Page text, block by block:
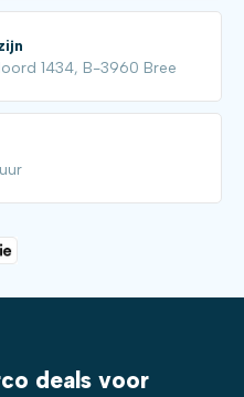
1434, B-3960 Bree
deals voor